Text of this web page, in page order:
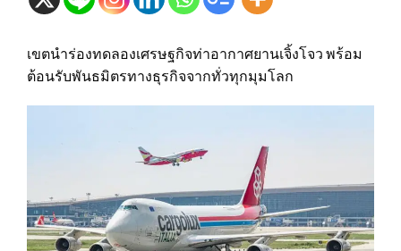
เขตนำร่องทดลองเศรษฐกิจท่าอากาศยานเจิ้งโจว พร้อม
ต้อนรับพันธมิตรทางธุรกิจจากทั่วทุกมุมโลก